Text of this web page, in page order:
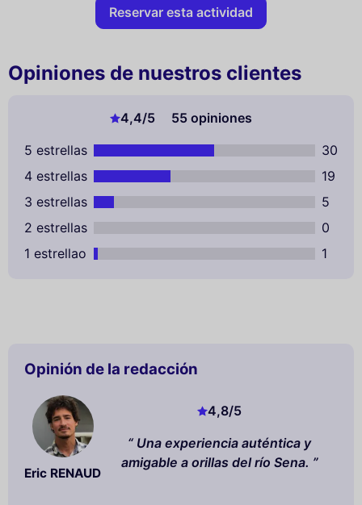
Reservar esta actividad
Opiniones de nuestros clientes
4,4/5
55 opiniones
5 estrellas
30
4 estrellas
19
3 estrellas
5
2 estrellas
0
1 estrellao
1
Opinión de la redacción
Eric RENAUD
4,8/5
Una experiencia auténtica y
amigable a orillas del río Sena.